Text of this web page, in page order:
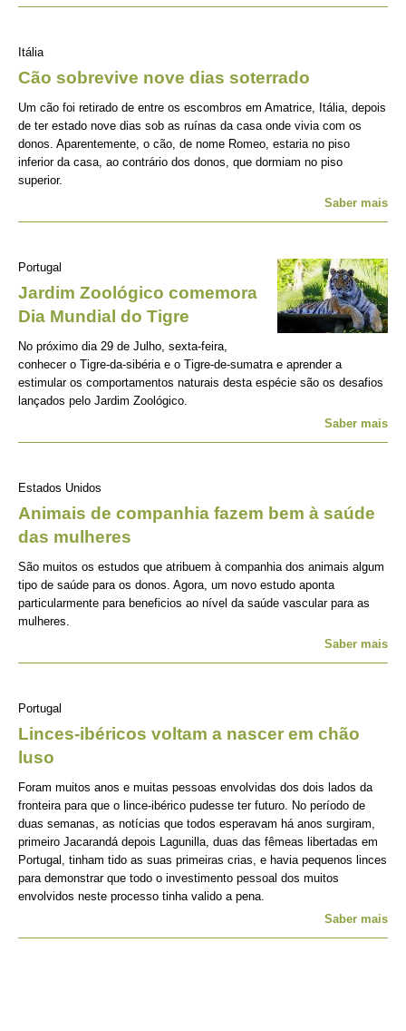
Itália
Cão sobrevive nove dias soterrado
Um cão foi retirado de entre os escombros em Amatrice, Itália, depois
de ter estado nove dias sob as ruínas da casa onde vivia com os
donos. Aparentemente, o cão, de nome Romeo, estaria no piso
inferior da casa, ao contrário dos donos, que dormiam no piso
superior.
Saber mais
Portugal
Jardim Zoológico comemora
Dia Mundial do Tigre
No próximo dia 29 de Julho, sexta-feira,
conhecer o Tigre-da-sibéria e o Tigre-de-sumatra e aprender a
estimular os comportamentos naturais desta espécie são os desafios
lançados pelo Jardim Zoológico.
Saber mais
Estados Unidos
Animais de companhia fazem bem à saúde
das mulheres
São muitos os estudos que atribuem à companhia dos animais algum
tipo de saúde para os donos. Agora, um novo estudo aponta
particularmente para beneficios ao nível da saúde vascular para as
mulheres.
Saber mais
Portugal
Linces-ibéricos voltam a nascer em chão
luso
Foram muitos anos e muitas pessoas envolvidas dos dois lados da
fronteira para que o lince-ibérico pudesse ter futuro. No período de
duas semanas, as notícias que todos esperavam há anos surgiram,
primeiro Jacarandá depois Lagunilla, duas das fêmeas libertadas em
Portugal, tinham tido as suas primeiras crias, e havia pequenos linces
para demonstrar que todo o investimento pessoal dos muitos
envolvidos neste processo tinha valido a pena.
Saber mais